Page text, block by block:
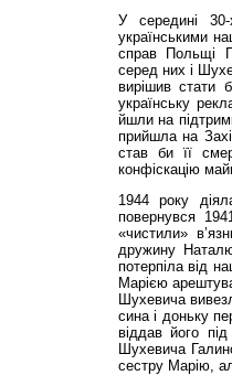
У середині
українськими
справ Польщі
серед них і
вирішив стати
українську
йшли на
прийшла на
став би її
конфіскацію
1944 року
повернувся
«чистили»
дружину
потерпіла від
Марією
Шухевича
сина і доньку
віддав його
Шухевича
сестру Марію,